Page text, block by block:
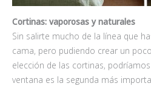
Cortinas: vaporosas y naturales
Sin salirte mucho de la línea que
cama, pero pudiendo crear un
elección de las cortinas,
ventana es la segunda más